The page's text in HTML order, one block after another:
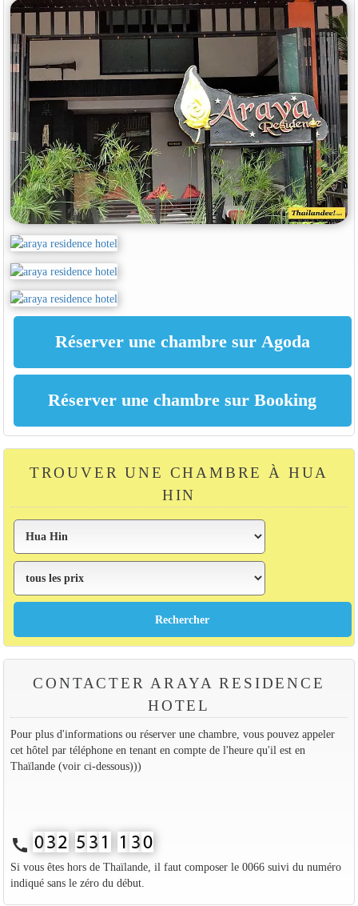
TROUVER UNE CHAMBRE À HUA
HIN
CONTACTER ARAYA RESIDENCE
HOTEL
Pour plus d'informations ou réserver une chambre, vous pouvez appeler
cet hôtel par téléphone en tenant en compte de l'heure qu'il est en
Thaïlande (voir ci-dessous)))
call
Si vous êtes hors de Thaïlande, il faut composer le 0066 suivi du numéro
indiqué sans le zéro du début.